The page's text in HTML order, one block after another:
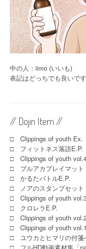
中の人：iimo (いいも)
表記はどっちでも良いです
// Dojin Item //
□ Clippings of youth Ex.
□ フィットネス落語E.P.
□ Clippings of youth
□ ブルアカプレイマット
□ かるたバトルE.P.
□ ノアのスタンプセット
□ Clippings of youth
□ クロレラE.P.
□ Clippings of youth
□ Clippings of youth vol.1
□ ユウカとヒマリの付箋
□ フルHD動画素材集「